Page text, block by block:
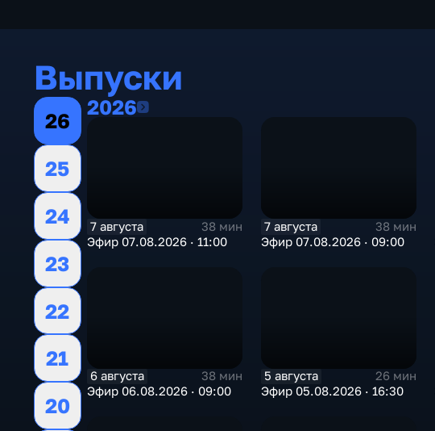
Выпуски
26
25
24
23
22
21
20
20262026
7 августа
38 мин
Эфир 07.08.2026 · 11:00
7 августа
38 мин
Эфир 07.08.2026 · 09:00
6 августа
38 мин
Эфир 06.08.2026 · 09:00
5 августа
26 мин
Эфир 05.08.2026 · 16:30